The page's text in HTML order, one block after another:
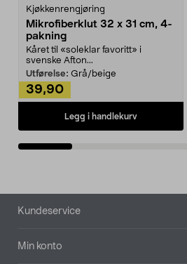
Kjøkkenrengjøring
Mikrofiberklut 32 x 31 cm, 4-
pakning
Kåret til «soleklar favoritt» i
svenske Afton...
Utførelse: Grå/beige
39,90
Legg i handlekurv
Bunntekst
Kundeservice
Min konto